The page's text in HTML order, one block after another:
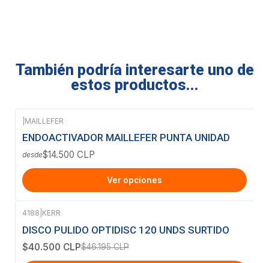
También podría interesarte uno de
estos productos...
MAILLEFER
ENDOACTIVADOR MAILLEFER PUNTA UNIDAD
desde$14.500 CLP
Ver opciones
-12%OFF
4188 KERR
DISCO PULIDO OPTIDISC 120 UNDS SURTIDO
$40.500 CLP$46.195 CLP